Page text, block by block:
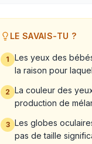
LE SAVAIS-TU ?
1
Les yeux des
la raison pour
2 La couleur des
production de
3 Les globes
pas de taille